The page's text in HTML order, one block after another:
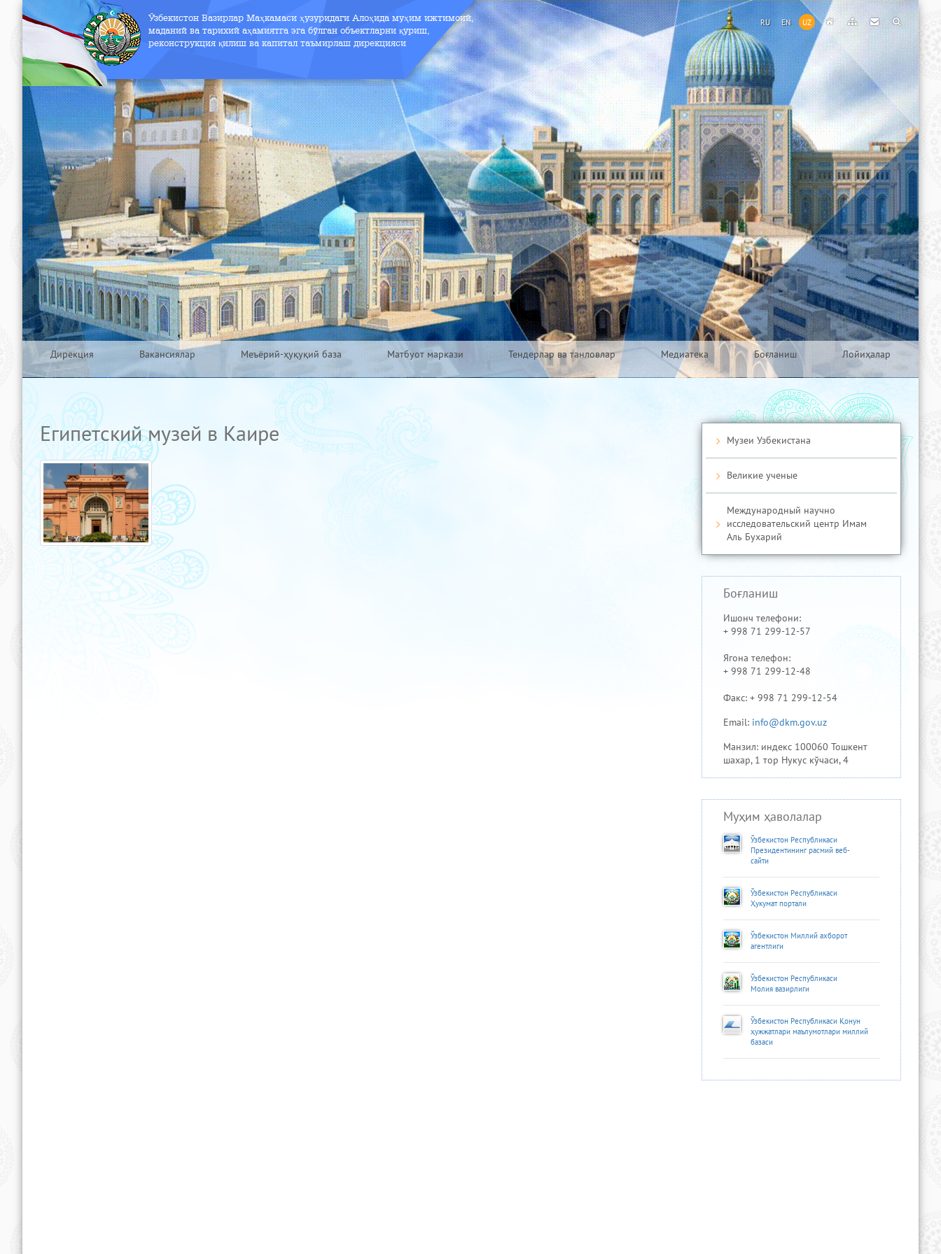
RU EN UZ
Ўзбекистон Вазирлар Маҳкамаси ҳузуридаги Алоҳида муҳим ижтимоий,
маданий ва тарихий аҳамиятга эга бўлган объектларни қуриш,
реконструкция қилиш ва капитал таъмирлаш дирекцияси
Дирекция Вакансиялар Меъёрий-ҳуқуқий база Матбуот маркази Тендерлар ва танловлар Медиатека Боғланиш Лойиҳалар
Египетский музей в Каире Музеи Узбекистана
Великие ученые
Международный научно
исследовательский центр Имам
Аль Бухарий
Боғланиш
Ишонч телефони:
+ 998 71 299-12-57
Ягона телефон:
+ 998 71 299-12-48
Факс: + 998 71 299-12-54
Email: info@dkm.gov.uz
Манзил: индекс 100060 Тошкент
шахар, 1 тор Нукус кўчаси, 4
Муҳим ҳаволалар
Ўзбекистон Республикаси
Президентининг расмий веб-
сайти
Ўзбекистон Республикаси
Ҳукумат портали
Ўзбекистон Миллий ахборот
агентлиги
Ўзбекистон Республикаси
Молия вазирлиги
Ўзбекистон Республикаси Қонун
ҳужжатлари маълумотлари миллий
базаси